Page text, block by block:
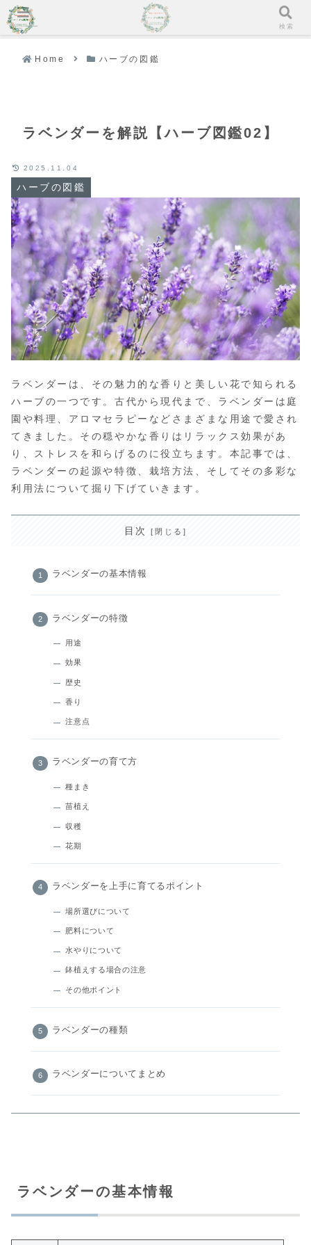
Home ハーブの図鑑
ラベンダーを解説【ハーブ図鑑02】
ハーブの図鑑
2025.11.04
ラベンダーは、その魅力的な香りと美しい花で知られる
ハーブの一つです。古代から現代まで、ラベンダーは庭
園や料理、アロマセラピーなどさまざまな用途で愛され
てきました。その穏やかな香りはリラックス効果があ
り、ストレスを和らげるのに役立ちます。本記事では、
ラベンダーの起源や特徴、栽培方法、そしてその多彩な
利用法について掘り下げていきます。
目次
ラベンダーの基本情報
ラベンダーの特徴
用途
効果
歴史
香り
注意点
ラベンダーの育て方
種まき
苗植え
収穫
花期
ラベンダーを上手に育てるポイント
場所選びについて
肥料について
水やりについて
鉢植えする場合の注意
その他ポイント
ラベンダーの種類
ラベンダーについてまとめ
ラベンダーの基本情報
メニュー 検索